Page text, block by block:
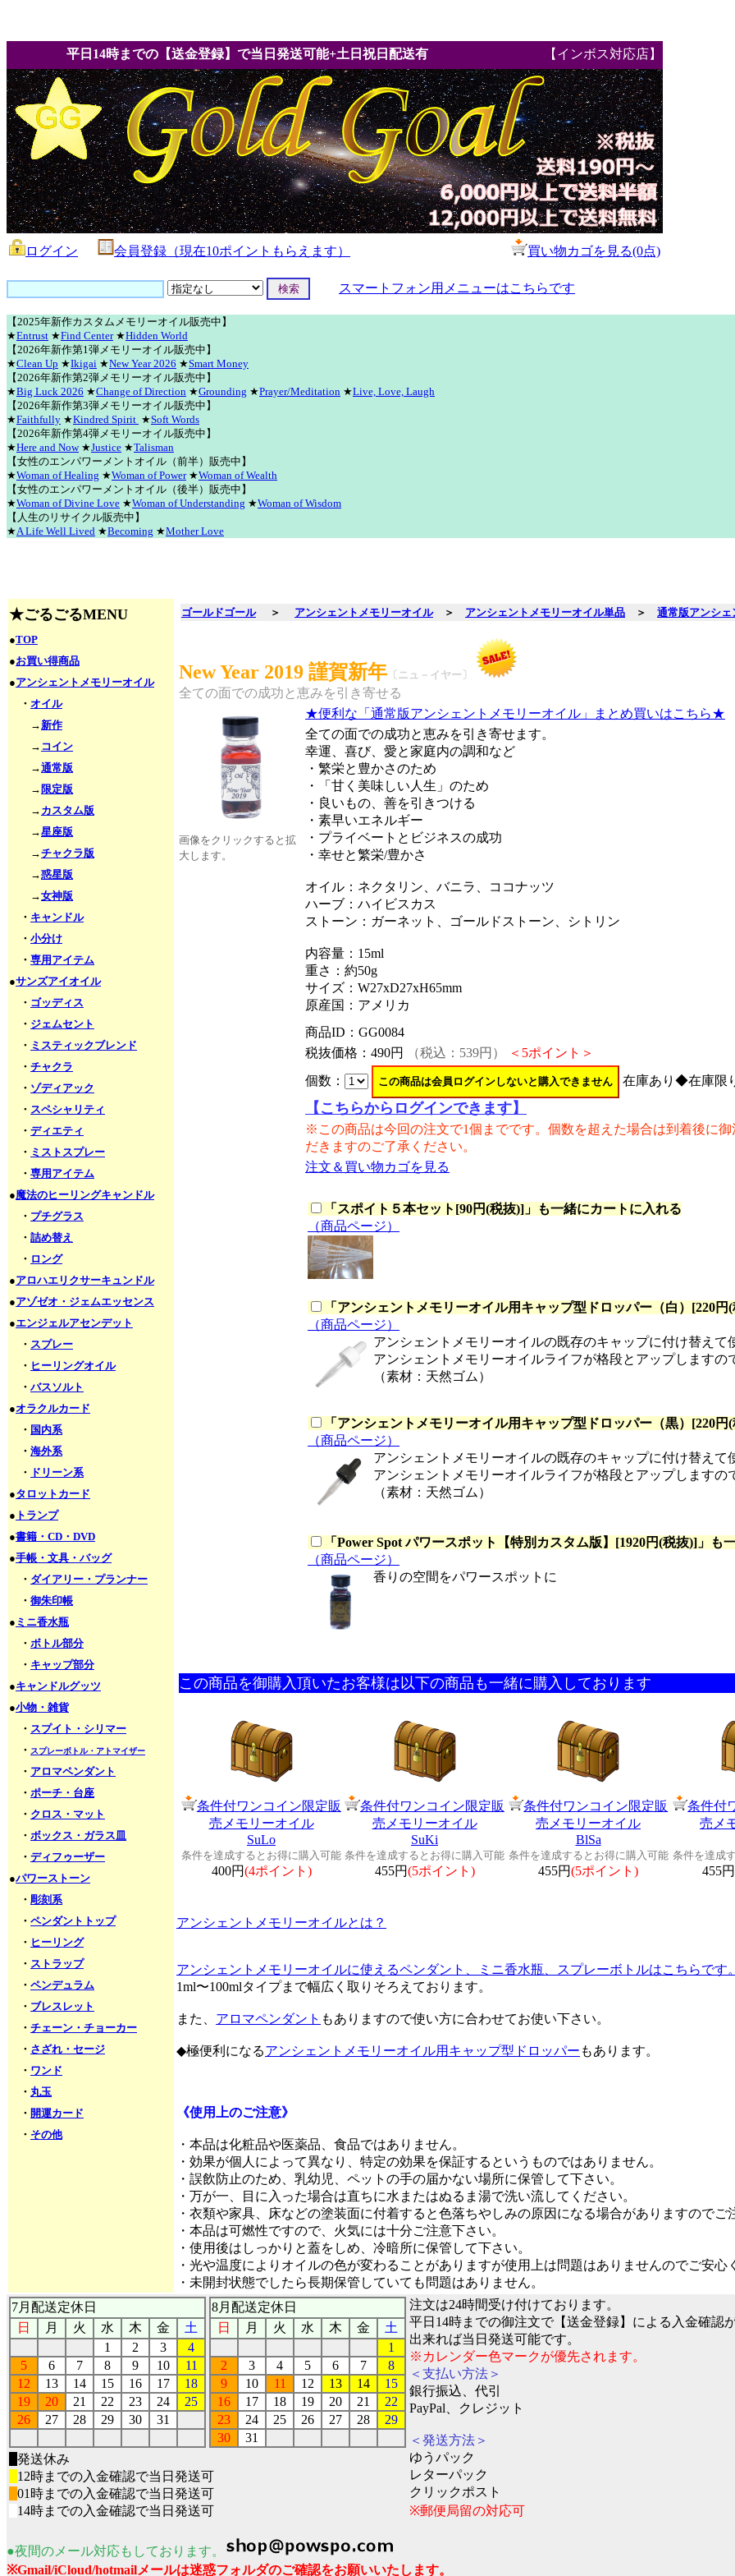
平日14時までの【送金登録】で当日発送可能+土日祝日配送有 【インボス対応店】
ログイン 会員登録（現在10ポイントもらえます） 買い物カゴを見る(0点)
スマートフォン用メニューはこちらです
【2025年新作カスタムメモリーオイル販売中】
★Entrust ★Find Center★Hidden World
【2026年新作第1弾メモリーオイル販売中】
★Clean Up ★Ikigai ★New Year 2026 ★Smart Money
【2026年新作第2弾メモリーオイル販売中】
★Big Luck 2026 ★Change of Direction ★Grounding ★Prayer/Meditation ★Live, Love, Laugh
【2026年新作第3弾メモリーオイル販売中】
★Faithfully ★Kindred Spirit ★Soft Words
【2026年新作第4弾メモリーオイル販売中】
★Here and Now★Justice ★Talisman
【女性のエンパワーメントオイル（前半）販売中】
★Woman of Healing ★Woman of Power★Woman of Wealth
【女性のエンパワーメントオイル（後半）販売中】
★Woman of Divine Love ★Woman of Understanding ★Woman of Wisdom
【人生のリサイクル販売中】
★A Life Well Lived ★Becoming ★Mother Love
★ごるごるMENU
●TOP
●お買い得商品
●アンシェントメモリーオイル
・ オイル
→新作
→ コイン
→通常版
→ 限定版
→ カスタム版
→星座版
→チャクラ版
→惑星版
→女神版
・ キャンドル
・ 小分け
・ 専用アイテム
●サンズアイオイル
・ ゴッディス
・ ジェムセント
・ ミスティックブレンド
・ チャクラ
・ ゾディアック
・ スペシャリティ
・ ディエティ
・ ミストスプレー
・ 専用アイテム
●魔法のヒーリングキャンドル
・ プチグラス
・ 詰め替え
・ ロング
●アロハエリクサーキュンドル
●アゾゼオ・ジェムエッセンス
●エンジェルアセンデット
・ スプレー
・ ヒーリングオイル
・ バスソルト
●オラクルカード
・ 国内系
・ 海外系
・ ドリーン系
●タロットカード
● トランプ
●書籍・CD・DVD
●手帳・文具・バッグ
・ ダイアリー・プランナー
・ 御朱印帳
● ミニ香水瓶
・ ボトル部分
・ キャップ部分
●キャンドルグッツ
●小物・雑貨
・ スプイト・シリマー
・ スプレーボトル・アトマイザー
・ アロマペンダント
・ ポーチ・台座
・ クロス・マット
・ ボックス・ガラス皿
・ ディフゥーザー
●パワーストーン
・ 彫刻系
・ ペンダントトップ
・ ヒーリング
・ ストラップ
・ ペンデュラム
・ ブレスレット
・ チェーン・チョーカー
・ さざれ・セージ
・ ワンド
・ 丸玉
・ 開運カード
・ その他
ゴールドゴール ＞ アンシェントメモリーオイル＞ アンシェントメモリーオイル単品 ＞ 通常版アンシ
New Year 2019 謹賀新年 〔ニュ－イヤー〕
全ての面での成功と恵みを引き寄せる
画像をクリックすると拡
大します。
★便利な「通常版アンシェントメモリーオイル」まとめ買いはこちら★
全ての面での成功と恵みを引き寄せます。
幸運、喜び、愛と家庭内の調和など
・繁栄と豊かさのため
・「甘く美味しい人生」のため
・良いもの、善を引きつける
・素早いエネルギー
・プライベートとビジネスの成功
・幸せと繁栄/豊かさ
オイル：ネクタリン、バニラ、ココナッツ
ハーブ：ハイビスカス
ストーン：ガーネット、ゴールドストーン、シトリン
内容量：15ml
重さ：約50g
サイズ：W27xD27xH65mm
原産国：アメリカ
商品ID：GG0084
税抜価格： 490円 （税込：539円）
＜5ポイント＞
個数：
在庫あり◆在庫限
【こちらからログインできます】
※この商品は今回の注文で1個までです。個数を超えた場合は到着後に
だきますのご了承ください。
注文＆買い物カゴを見る
「 スポイト５本セット[90円(税抜)] 」も一緒にカートに入れる
（商品ページ）
「 アンシェントメモリーオイル用キャップ型ドロッパー（白）[220円
（商品ページ）
アンシェントメモリーオイルの既存のキャップに付け替えて
アンシェントメモリーオイルライフが格段とアップしますの
（素材：天然ゴム）
「 アンシェントメモリーオイル用キャップ型ドロッパー（黒）[220円
（商品ページ）
アンシェントメモリーオイルの既存のキャップに付け替えて
アンシェントメモリーオイルライフが格段とアップしますの
（素材：天然ゴム）
「 Power Spot パワースポット【特別カスタム版】[1920円(税抜)] 」も
（商品ページ）
香りの空間をパワースポットに
この商品を御購入頂いたお客様は以下の商品も一緒に購入しております
条件付ワンコイン限定販
売メモリーオイル
SuLo
条件を達成するとお得に購入可能
400円(4ポイント)
条件付ワンコイン限定販
売メモリーオイル
SuKi
条件を達成するとお得に購入可能
455円(5ポイント)
条件付ワンコイン限定販
売メモリーオイル
BlSa
条件を達成するとお得に購入可能
455円(5ポイント)
条件付
売メ
条件を達成
455円
アンシェントメモリーオイルとは？
アンシェントメモリーオイルに使えるペンダント、ミニ香水瓶、スプレーボトルはこちらです。
1ml〜100mlタイプまで幅広く取りそろえております。
また、 アロマペンダント もありますので使い方に合わせてお使い下さい。
◆極便利になるアンシェントメモリーオイル用キャップ型ドロッパー もあります。
《使用上のご注意》
・本品は化粧品や医薬品、食品ではありません。
・効果が個人によって異なり、特定の効果を保証するというものではありません。
・誤飲防止のため、乳幼児、ペットの手の届かない場所に保管して下さい。
・万が一、目に入った場合は直ちに水またはぬるま湯で洗い流してください。
・衣類や家具、床などの塗装面に付着すると色落ちやしみの原因になる場合がありますのでご
・本品は可燃性ですので、火気には十分ご注意下さい。
・使用後はしっかりと蓋をしめ、冷暗所に保管して下さい。
・光や温度によりオイルの色が変わることがありますが使用上は問題はありませんのでご安心
・未開封状態でしたら長期保管していても問題はありません。
7月配送定休日
日
月 火 水 木 金
土
1
2 3
4
5
6 7 8 9 10
11
12
13 14 15 16 17
18
19
20 21 22 23 24
25
26
27 28 29 30 31
8月配送定休日
日
月 火 水 木 金
土
1
2
3 4 5 6 7
8
9
10 11 12 13 14
15
16
17 18 19 20 21
22
23
24 25 26 27 28
29
30
31
注文は24時間受け付けております。
平日14時までの御注文で【送金登録】による入金確認
出来れば当日発送可能です。
※カレンダー色マークが優先されます。
＜支払い方法＞
銀行振込、代引
PayPal、クレジット
＜発送方法＞
ゆうパック
レターパック
クリックポスト
※郵便局留の対応可
発送休み
12時までの入金確認で当日発送可
01時までの入金確認で当日発送可
14時までの入金確認で当日発送可
●夜間のメール対応もしております。
※Gmail/iCloud/hotmailメールは迷惑フォルダのご確認をお願いいたします。